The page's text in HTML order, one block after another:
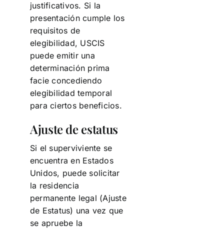
justificativos. Si la
presentación cumple los
requisitos de
elegibilidad, USCIS
puede emitir una
determinación prima
facie concediendo
elegibilidad temporal
para ciertos beneficios.
Ajuste de estatus
Si el superviviente se
encuentra en Estados
Unidos, puede solicitar
la residencia
permanente legal (Ajuste
de Estatus) una vez que
se apruebe la